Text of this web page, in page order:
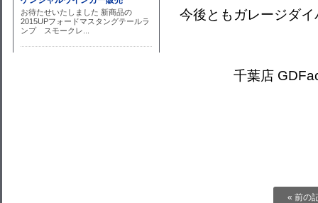
今後ともガレージダ
千葉店
« 前の